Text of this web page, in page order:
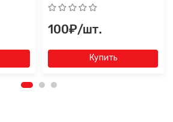
100₽/шт.
Купить